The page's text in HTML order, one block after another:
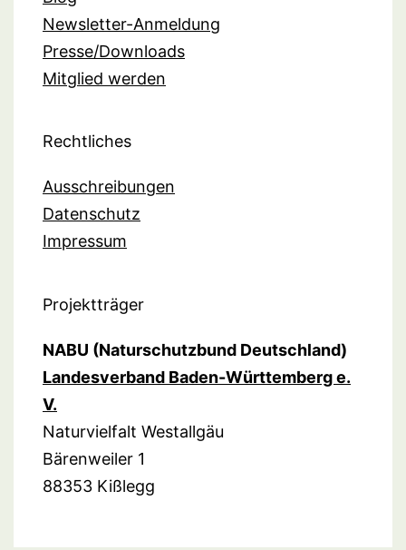
Newsletter-Anmeldung
Presse/Downloads
Mitglied werden
Rechtliches
Ausschreibungen
Datenschutz
Impressum
Projektträger
NABU (Naturschutzbund Deutschland)
Landesverband Baden-Württemberg e.
V.
Naturvielfalt Westallgäu
Bärenweiler 1
88353 Kißlegg